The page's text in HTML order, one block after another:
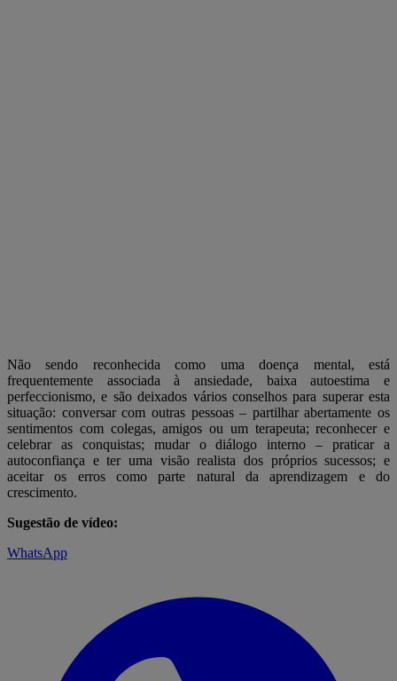
Não sendo reconhecida como uma doença mental, está
frequentemente associada à ansiedade, baixa autoestima e
perfeccionismo, e são deixados vários conselhos para superar esta
situação: conversar com outras pessoas – partilhar abertamente os
sentimentos com colegas, amigos ou um terapeuta; reconhecer e
celebrar as conquistas; mudar o diálogo interno – praticar a
autoconfiança e ter uma visão realista dos próprios sucessos; e
aceitar os erros como parte natural da aprendizagem e do
crescimento.
Sugestão de vídeo:
WhatsApp